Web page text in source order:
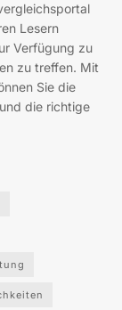
Lesern
Verfügung zu
zu treffen. Mit
Sie die
die richtige